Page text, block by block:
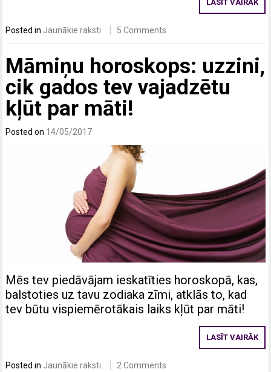
LASĪT VAIRĀK
Posted in Jaunākie raksti 5 Comments
Māmiņu horoskops: uzzini,
cik gados tev vajadzētu
kļūt par māti!
Posted on 14/05/2017
Mēs tev piedāvājam ieskatīties horoskopā, kas,
balstoties uz tavu zodiaka zīmi, atklās to, kad
tev būtu vispiemērotākais laiks kļūt par māti!
LASĪT VAIRĀK
Posted in Jaunākie raksti 2 Comments